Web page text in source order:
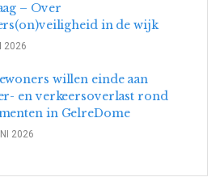
– Over
in de wijk
2026
willen einde aan
en verkeersoverlast rond
in GelreDome
2026